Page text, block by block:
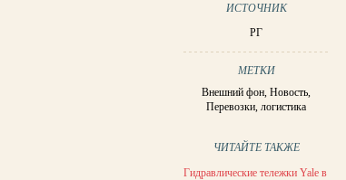
ИСТОЧНИК
РГ
МЕТКИ
Внешний фон, Новость,
Перевозки, логистика
ЧИТАЙТЕ ТАКЖЕ
Гидравлические тележки Yale в